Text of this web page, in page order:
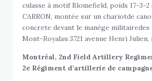
culasse à motif Blomefield, poids 17-3-2
CARRON, montée sur un chariotde
concrete devant le manège militairedes
Mont-Royalau 3721 avenue Henri Julien,
Montréal, 2nd Field Artillery
2e Régiment d’artillerie de